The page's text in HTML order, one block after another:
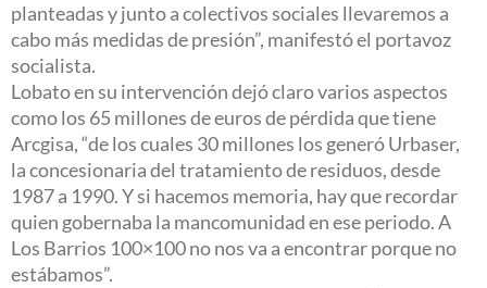
planteadas y junto a colectivos sociales llevaremos a
cabo más medidas de presión”, manifestó el portavoz
socialista.
Lobato en su intervención dejó claro varios aspectos
como los 65 millones de euros de pérdida que tiene
Arcgisa, “de los cuales 30 millones los generó Urbaser,
la concesionaria del tratamiento de residuos, desde
1987 a 1990. Y si hacemos memoria, hay que recordar
quien gobernaba la mancomunidad en ese periodo. A
Los Barrios 100×100 no nos va a encontrar porque no
estábamos”.